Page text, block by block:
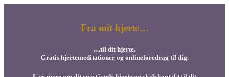
Fra mit hjerte…
…til dit hjerte.
Gratis hjertemeditationer og onlineforedrag til dig.